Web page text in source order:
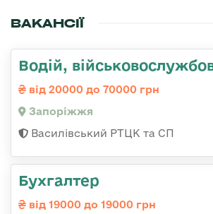
ВАКАНСІЇ
Водій,
від 20000 до 70000 грн
Запоріжжя
Василівський РТЦК та СП
Бухгалтер
від 19000 до 19000 грн